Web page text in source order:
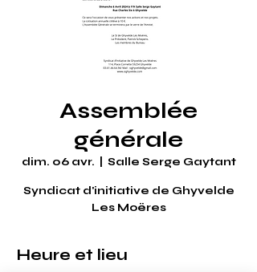
Assemblée
générale
dim. 06 avr. Salle Serge Gaytant
Syndicat d'initiative de Ghyvelde
Les Moëres
Heure et lieu